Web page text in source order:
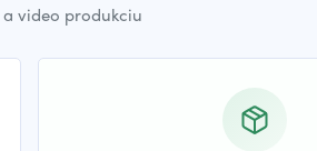
video produkciu